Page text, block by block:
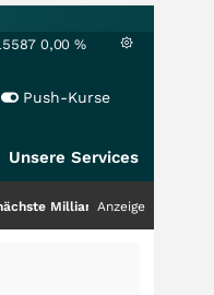
0,00 %
Push-Kurse
Unsere Services
+++Anzeige